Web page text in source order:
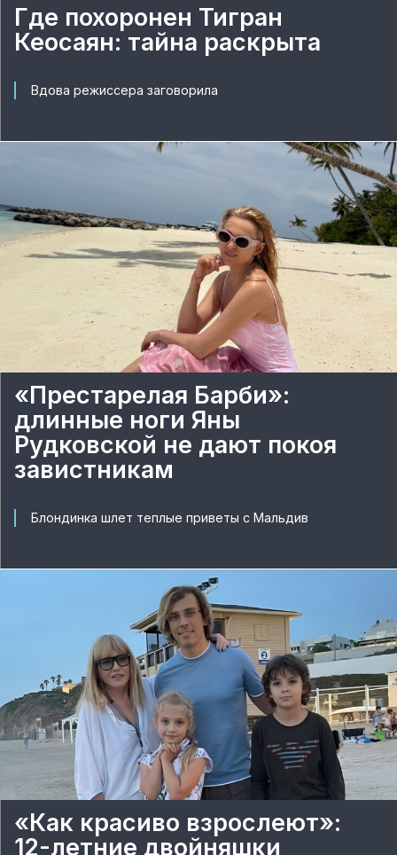
Где похоронен Тигран
Кеосаян: тайна раскрыта
Вдова режиссера заговорила
«Престарелая Барби»:
длинные ноги Яны
Рудковской не дают покоя
завистникам
Блондинка шлет теплые приветы с Мальдив
«Как красиво взрослеют»:
12-летние двойняшки